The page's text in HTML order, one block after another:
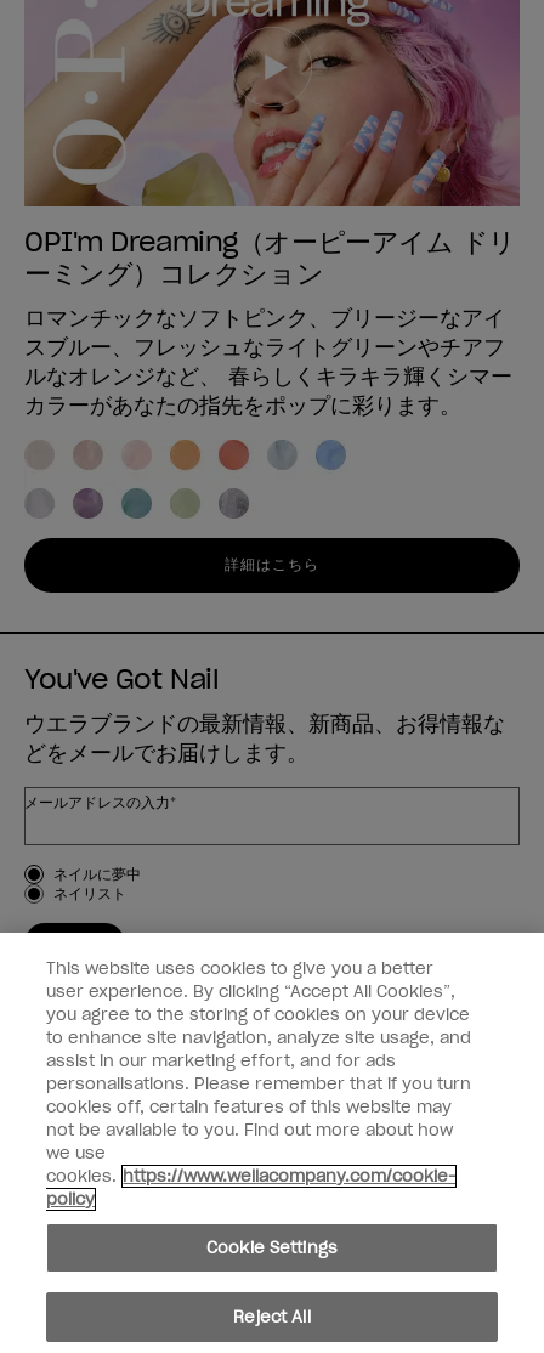
OPI'm Dreaming（オーピーアイム ドリ
ーミング）コレクション
ロマンチックなソフトピンク、ブリージーなアイ
スブルー、フレッシュなライトグリーンやチアフ
ルなオレンジなど、 春らしくキラキラ輝くシマー
カラーがあなたの指先をポップに彩ります。
詳細はこちら
You've Got Nail
ウエラブランドの最新情報、新商品、お得情報な
どをメールでお届けします。
メールアドレスの入力*
お客様のタイプ
ネイルに夢中
ネイリスト
OPI
個人情報の取り扱い
facebookinstagram
個人情報を共有または販売しないでください
© Copyright 2024, Wella Operations US LLC, 無断複写・転載を禁じます。
This website uses cookies to give you a better
user experience. By clicking “Accept All Cookies”,
you agree to the storing of cookies on your device
to enhance site navigation, analyze site usage, and
assist in our marketing effort, and for ads
personalisations. Please remember that if you turn
cookies off, certain features of this website may
not be available to you. Find out more about how
we use
cookies. https://www.wellacompany.com/cookie-
policy
Cookie Settings
Reject All